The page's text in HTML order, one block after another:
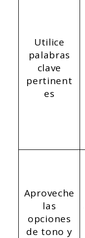
Utilice
palabras
clave
pertinent
es
Aproveche
las
opciones
de tono y